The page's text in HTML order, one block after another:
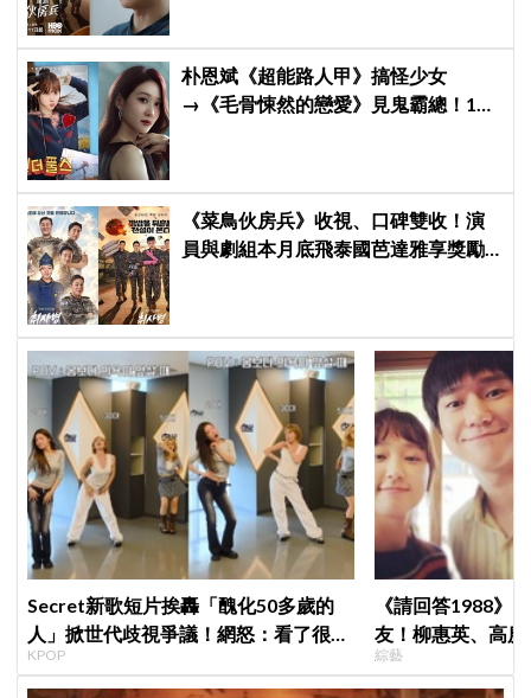
朴恩斌《超能路人甲》搞怪少女
→《毛骨悚然的戀愛》見鬼霸總！180
《菜鳥伙房兵》收視、口碑雙收！演
員與劇組本月底飛泰國芭達雅享獎勵
Secret新歌短片挨轟「醜化50多歲的
人」掀世代歧視爭議！網怒：看了很不
舒服
KPOP
《請回答1988》
友！柳惠英、高
告公開，暖心互
綜藝